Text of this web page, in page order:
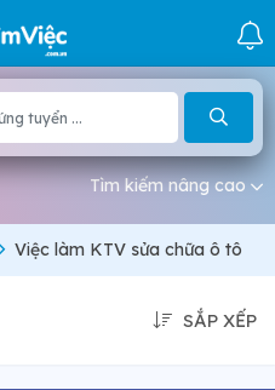
Tìm kiếm nâng cao
Việc làm KTV sửa chữa ô tô
SẮP XẾP